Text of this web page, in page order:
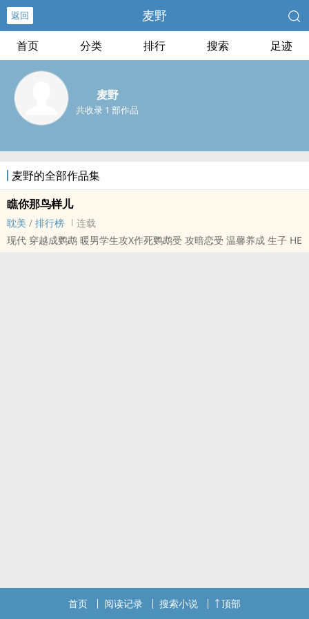
返回 麦野
首页 分类 排行 搜索 足迹
麦野
共收录 1 部作品
麦野的全部作品集
瞧你那鸟样儿
耽美 / 排行榜
连载
现代 穿越成鹦鹉 暖男学生攻X作死鹦鹉受 攻暗恋受 温馨养成 生子 HE
首页 阅读记录 搜索小说 顶部